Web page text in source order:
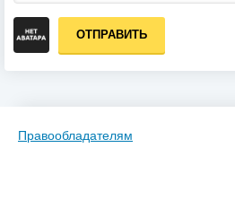
ОТПРАВИТЬ
Правообладателям